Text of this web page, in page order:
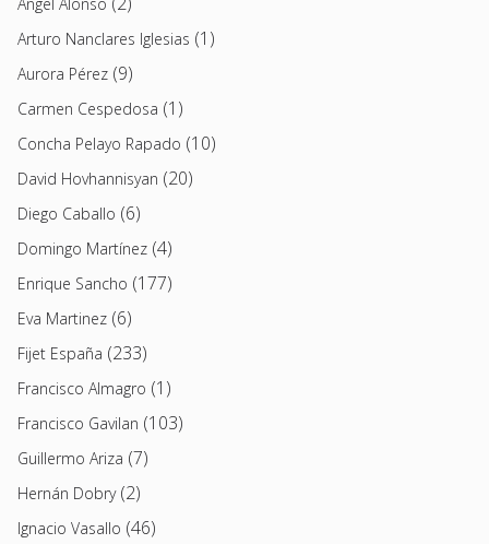
Arturo Nanclares Iglesias (1)
Aurora Pérez (9)
Carmen Cespedosa (1)
Concha Pelayo Rapado (10)
David Hovhannisyan (20)
Diego Caballo (6)
Domingo Martínez (4)
Enrique Sancho (177)
Eva Martinez (6)
Fijet España (233)
Francisco Almagro (1)
Francisco Gavilan (103)
Guillermo Ariza (7)
Hernán Dobry(2)
Ignacio Vasallo (46)